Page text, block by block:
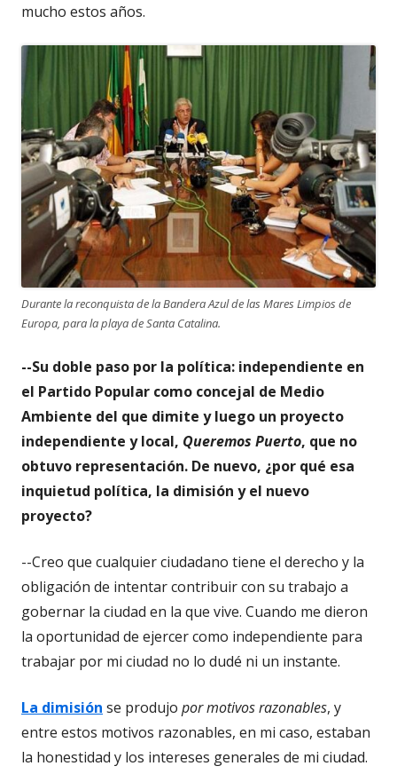
mucho estos años.
Durante la reconquista de la Bandera Azul de las Mares Limpios de
Europa, para la playa de Santa Catalina.
--Su doble paso por la política: independiente en
el Partido Popular como concejal de Medio
Ambiente del que dimite y luego un proyecto
independiente y local, Queremos Puerto, que no
obtuvo representación. De nuevo, ¿por qué esa
inquietud política, la dimisión y el nuevo
proyecto?
--Creo que cualquier ciudadano tiene el derecho y la
obligación de intentar contribuir con su trabajo a
gobernar la ciudad en la que vive. Cuando me dieron
la oportunidad de ejercer como independiente para
trabajar por mi ciudad no lo dudé ni un instante.
La dimisión se produjo por motivos razonables, y
entre estos motivos razonables, en mi caso, estaban
la honestidad y los intereses generales de mi ciudad.